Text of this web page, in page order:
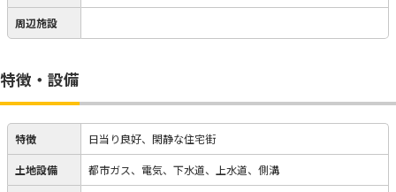
周辺施設
特徴・設備
特徴 日当り良好、閑静な住宅街
土地設備 都市ガス、電気、下水道、上水道、側溝